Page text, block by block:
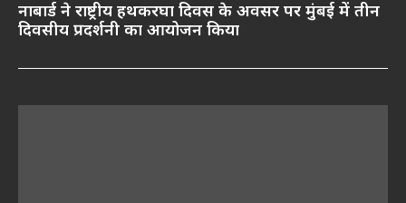
नाबार्ड ने राष्ट्रीय हथकरघा दिवस के अवसर पर मुंबई में तीन
दिवसीय प्रदर्शनी का आयोजन किया